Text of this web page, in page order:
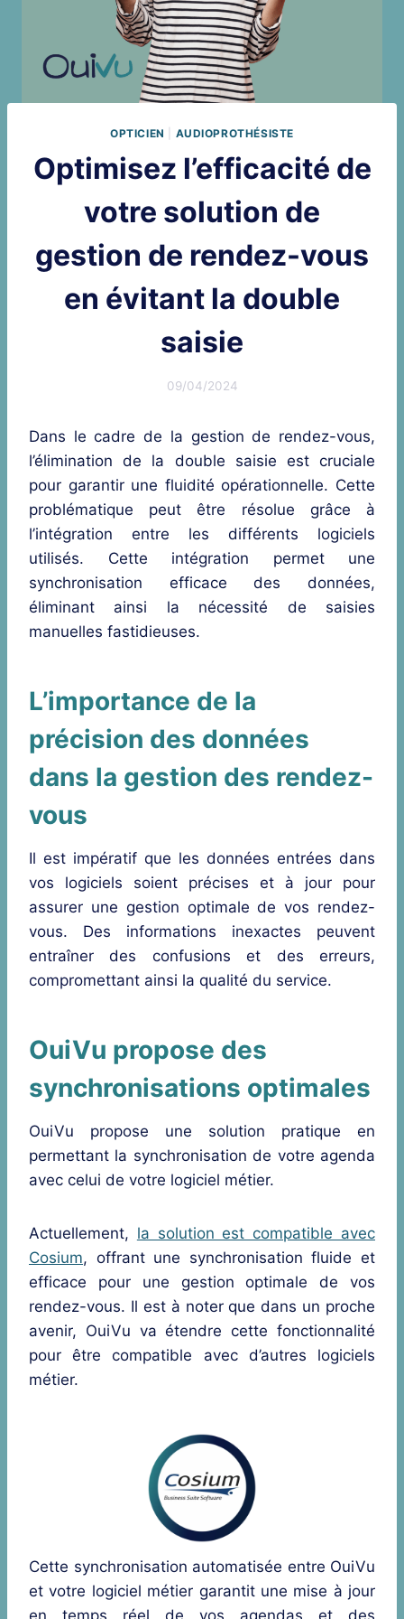
OPTICIEN AUDIOPROTHÉSISTE
Optimisez l’efficacité de
votre solution de
gestion de rendez-vous
en évitant la double
saisie
09/04/2024
Dans le cadre de la gestion de rendez-vous,
l’élimination de la double saisie est cruciale
pour garantir une fluidité opérationnelle. Cette
problématique peut être résolue grâce à
l’intégration entre les différents logiciels
utilisés. Cette intégration permet une
synchronisation efficace des données,
éliminant ainsi la nécessité de saisies
manuelles fastidieuses.
L’importance de la
précision des données
dans la gestion des rendez-
vous
Il est impératif que les données entrées dans
vos logiciels soient précises et à jour pour
assurer une gestion optimale de vos rendez-
vous. Des informations inexactes peuvent
entraîner des confusions et des erreurs,
compromettant ainsi la qualité du service.
OuiVu propose des
synchronisations optimales
OuiVu propose une solution pratique en
permettant la synchronisation de votre agenda
avec celui de votre logiciel métier.
Actuellement, la solution est compatible avec
Cosium, offrant une synchronisation fluide et
efficace pour une gestion optimale de vos
rendez-vous. Il est à noter que dans un proche
avenir, OuiVu va étendre cette fonctionnalité
pour être compatible avec d’autres logiciels
métier.
Cette synchronisation automatisée entre OuiVu
et votre logiciel métier garantit une mise à jour
en temps réel de vos agendas et des